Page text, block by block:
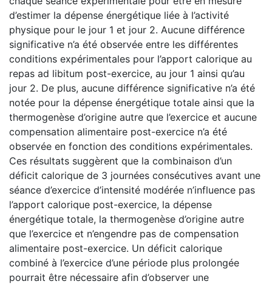
d’estimer la dépense énergétique liée à l’activité
physique pour le jour 1 et jour 2. Aucune différence
significative n’a été observée entre les différentes
conditions expérimentales pour l’apport calorique au
repas ad libitum post-exercice, au jour 1 ainsi qu’au
jour 2. De plus, aucune différence significative n’a été
notée pour la dépense énergétique totale ainsi que la
thermogenèse d’origine autre que l’exercice et aucune
compensation alimentaire post-exercice n’a été
observée en fonction des conditions expérimentales.
Ces résultats suggèrent que la combinaison d’un
déficit calorique de 3 journées consécutives avant une
séance d’exercice d’intensité modérée n’influence pas
l’apport calorique post-exercice, la dépense
énergétique totale, la thermogenèse d’origine autre
que l’exercice et n’engendre pas de compensation
alimentaire post-exercice. Un déficit calorique
combiné à l’exercice d’une période plus prolongée
pourrait être nécessaire afin d’observer une